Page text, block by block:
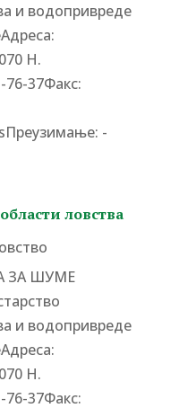
и водопривреде
Н.
37Факс:
-
ловства
ЗА ШУМЕ
и водопривреде
Н.
37Факс: